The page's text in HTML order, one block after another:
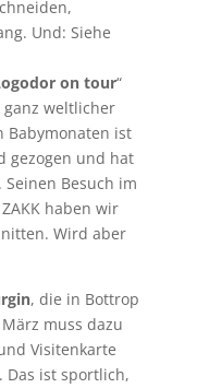
Und: Siehe
on tour“
weltlicher
Babymonaten ist
gezogen und hat
Besuch im
haben wir
Wird aber
, die in Bottrop
muss dazu
Visitenkarte
ist sportlich,